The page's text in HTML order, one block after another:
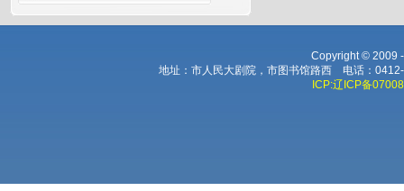
Copyright © 2009
地址：市人民大剧院，市图书馆路西 电话：
ICP:辽ICP备